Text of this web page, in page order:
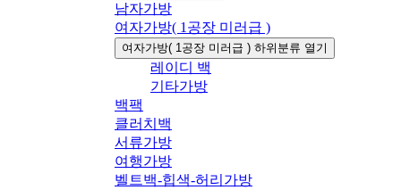
남자가방
여자가방( 1공장 미러급 )
여자가방( 1공장 미러급 ) 하위분류 열기
레이디 백
기타가방
백팩
클러치백
서류가방
여행가방
벨트백-힙색-허리가방